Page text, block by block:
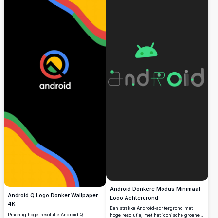
Android Q Logo Donker Wallpaper
4K
Prachtig hoge-resolutie Android Q
Android Donkere Modus Minimaal
Logo Achtergrond
Een strakke Android-achtergrond met
hoge resolutie, met het iconische groene